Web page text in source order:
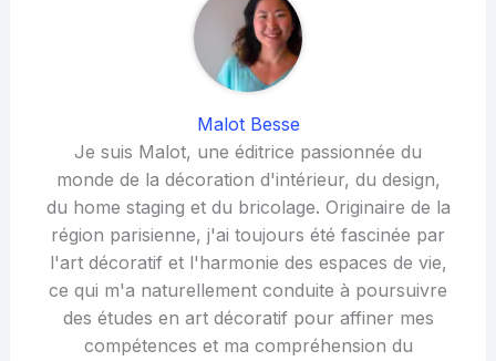
Malot Besse
Je suis Malot, une éditrice passionnée du
monde de la décoration d'intérieur, du design,
du home staging et du bricolage. Originaire de la
région parisienne, j'ai toujours été fascinée par
l'art décoratif et l'harmonie des espaces de vie,
ce qui m'a naturellement conduite à poursuivre
des études en art décoratif pour affiner mes
compétences et ma compréhension du